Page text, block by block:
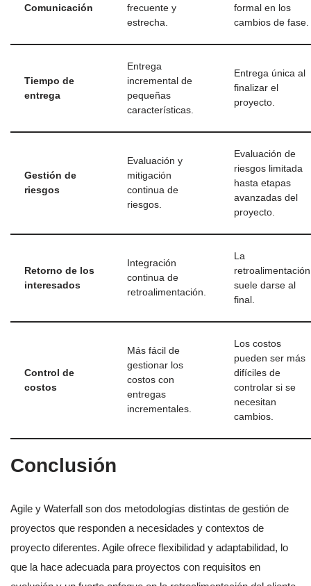
Comunicación
frecuente y
estrecha.
formal en los
cambios de fase.
Tiempo de
entrega
Entrega
incremental de
pequeñas
características.
Entrega única al
finalizar el
proyecto.
Gestión de
riesgos
Evaluación y
mitigación
continua de
riesgos.
Evaluación de
riesgos limitada
hasta etapas
avanzadas del
proyecto.
Retorno de los
interesados
Integración
continua de
retroalimentación.
La
retroalimentación
suele darse al
final.
Control de
costos
Más fácil de
gestionar los
costos con
entregas
incrementales.
Los costos
pueden ser más
difíciles de
controlar si se
necesitan
cambios.
Conclusión
Agile y Waterfall son dos metodologías distintas de gestión de
proyectos que responden a necesidades y contextos de
proyecto diferentes. Agile ofrece flexibilidad y adaptabilidad, lo
que la hace adecuada para proyectos con requisitos en